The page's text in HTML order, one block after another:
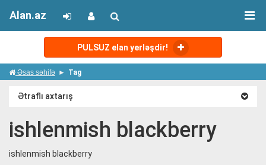
PULSUZ elan yerləşdir!
Alan.az
Əsas səhifə Tag
Ətraflı axtarış
ishlenmish blackberry
ishlenmish blackberry